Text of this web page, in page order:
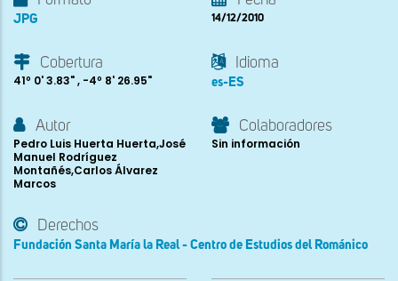
JPG 14/12/2010
Cobertura
41º 0' 3.83" , -4º 8' 26.95"
Idioma
es-ES
Autor
Pedro Luis Huerta Huerta,José
Manuel Rodríguez
Montañés,Carlos Álvarez
Marcos
Colaboradores
Sin información
Derechos
Fundación Santa María la Real - Centro de Estudios del Románico